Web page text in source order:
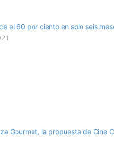
el 60 por ciento en solo seis
Gourmet, la propuesta de Cine